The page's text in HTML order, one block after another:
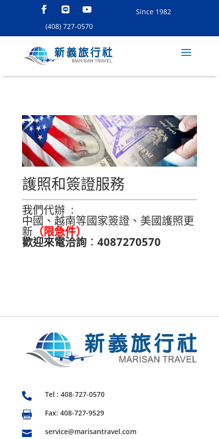
Since 1982
(408) 727-0570
護照和簽證服務
我們代辦 :
中國、越南等國家簽證、 美國護照更
新（限急件）
歡迎來電洽詢： 4087270570
 Tel : 408-727-0570
 Fax: 408-727-9529
 service@marisantravel.com